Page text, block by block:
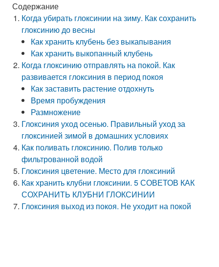
Содержание
Когда убирать глоксинии на зиму. Как сохранить
глоксинию до весны
Как хранить клубень без выкапывания
Как хранить выкопанный клубень
Когда глоксинию отправлять на покой. Как
развивается глоксиния в период покоя
Как заставить растение отдохнуть
Время пробуждения
Размножение
Глоксиния уход осенью. Правильный уход за
глоксинией зимой в домашних условиях
Как поливать глоксинию. Полив только
фильтрованной водой
Глоксиния цветение. Место для глоксиний
Как хранить клубни глоксинии. 5 СОВЕТОВ КАК
СОХРАНИТЬ КЛУБНИ ГЛОКСИНИИ
Глоксиния выход из покоя. Не уходит на покой